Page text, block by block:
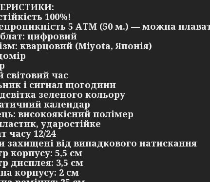
100%!
5 АТM (50 м.) — можна
цифровий
кварцовий (Miyota, Японія)
світовий час
і сигнал щогодини
зеленого кольору
календар
високоякісний полімер
ударостійке
часу 12/24
захищені від випадкового натискання
корпусу: 5,5 см
дисплея: 3,5 см
корпусу: 2 см